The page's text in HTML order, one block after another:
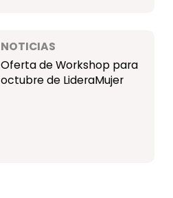
NOTICIAS
Oferta de Workshop para
octubre de LideraMujer